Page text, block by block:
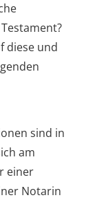
diese und
sind in
am
einer
Notarin